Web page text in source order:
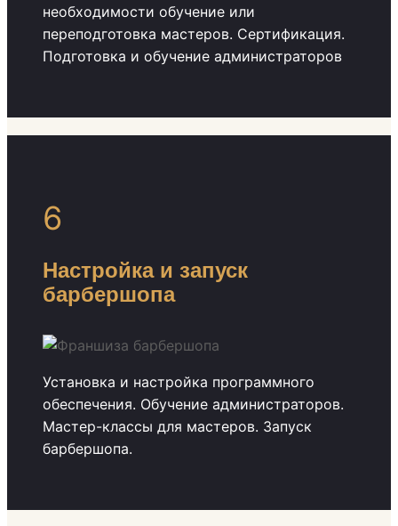
необходимости обучение или
переподготовка мастеров. Сертификация.
Подготовка и обучение администраторов
6
Настройка и запуск
барбершопа
Установка и настройка программного
обеспечения. Обучение администраторов.
Мастер-классы для мастеров. Запуск
барбершопа.